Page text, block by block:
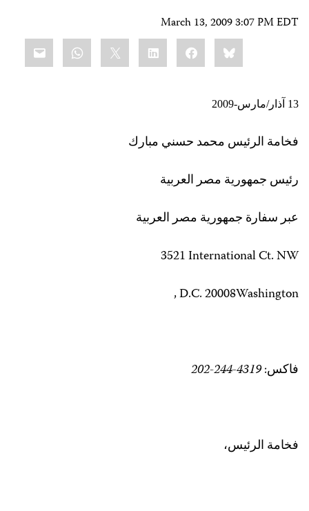
March 13, 2009 3:07 PM EDT
Bluesky
Facebook
LinkedIn
13 آذار/مارس-2009
فخامة الرئيس محمد حسني مبارك
رئيس جمهورية مصر العربية
عبر سفارة جمهورية مصر العربية
3521 International Ct. NW
Washington
, D.C.20008
فاكس:202-244-4319
فخامة الرئيس،